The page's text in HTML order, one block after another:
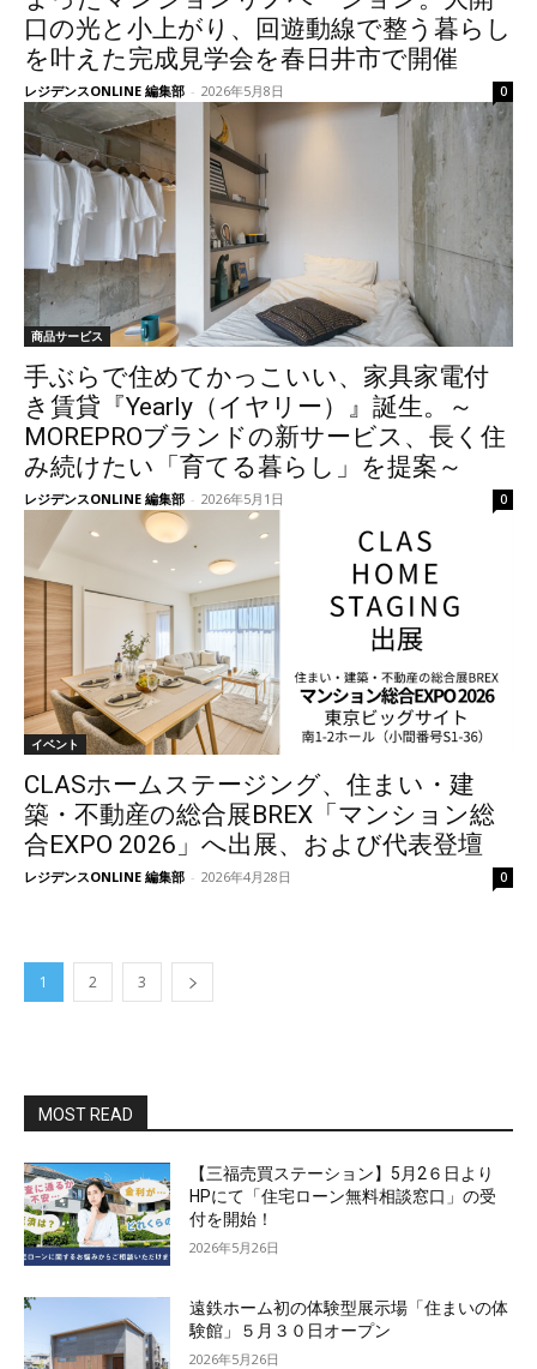
口の光と小上がり、回遊動線で整う暮らし
を叶えた完成見学会を春日井市で開催
レジデンスONLINE 編集部 - 2026年5月8日 0
商品サービス
手ぶらで住めてかっこいい、家具家電付
き賃貸『Yearly（イヤリー）』誕生。～
MOREPROブランドの新サービス、長く住
み続けたい「育てる暮らし」を提案～
レジデンスONLINE 編集部 - 2026年5月1日 0
イベント
CLASホームステージング、住まい・建
築・不動産の総合展BREX「マンション総
合EXPO 2026」へ出展、および代表登壇
レジデンスONLINE 編集部 - 2026年4月28日 0
1 2 3
MOST READ
【三福売買ステーション】5月2６日より
HPにて「住宅ローン無料相談窓口」の受
付を開始！
2026年5月26日
遠鉄ホーム初の体験型展示場「住まいの体
験館」５月３０日オープン
2026年5月26日